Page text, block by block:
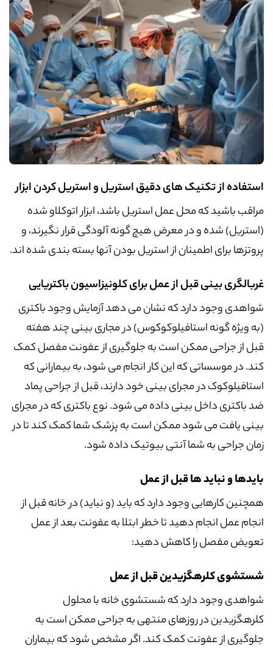
استفاده از تکنیک های دقیق استریل و استریل کردن ابزار
مراقب باشید که محل عمل استریل باشد، ابزار اتوکلاو شده
(استریل) شده و در معرض هیچ گونه آلودگی قرار نگیرند، و
پروتزها برای اطمینان از استریل بودن آنها بسته بندی شده اند.
غربالگری بینی قبل از عمل برای کلونیزاسیون باکتریایی
شواهدی وجود دارد که نشان می دهد آزمایش وجود باکتری
(به ویژه گونه استافیلوکوکوس) در مجاری بینی چند هفته
قبل از جراحی ممکن است به جلوگیری از عفونت مفصل کمک
کند. در موسساتی که این کار انجام می شود، به بیمارانی که
استافیلوکوک در مجرای بینی خود دارند، قبل از جراحی پماد
ضد باکتری داخل بینی داده می شود. نوع باکتری که در مجرای
بینی یافت می شود ممکن است به پزشک شما کمک کند تا در
زمان جراحی به شما آنتی بیوتیک داده شود.
بایدها و نباید ها قبل از عمل
همچنین کارهایی وجود دارد که باید (و نباید) در خانه قبل از
انجام عمل انجام دهید تا خطر ابتلا به عفونت بعد از عمل
تعویض مفصل را کاهش دهید:
شستشوی کلرهگزیدین قبل از عمل
شواهدی وجود دارد که شستشوی خانه با محلول
کلرهگزیدین در روزهای منتهی به جراحی ممکن است به
جلوگیری از عفونت کمک کند. اگر مشخص شود که بیماران